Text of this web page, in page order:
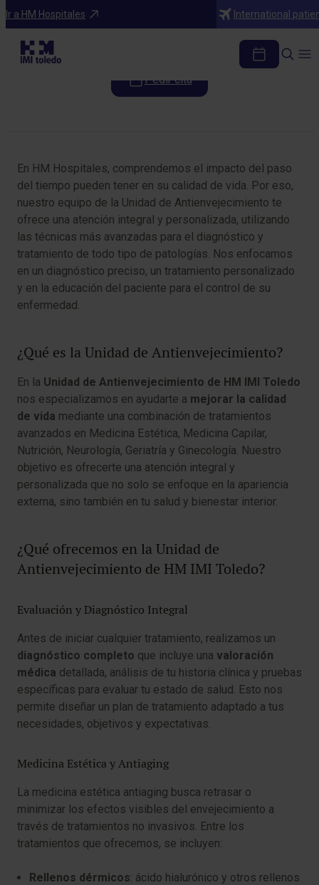
Ir a HM Hospitales International
Programas médicos
Unidad de Antienvejecimiento
Pedir cita
En HM Hospitales, comprendemos el impacto del paso
del tiempo pueden tener en su calidad de vida. Por eso,
nuestro equipo de la Unidad de Antienvejecimiento te
ofrece una atención integral y personalizada, utilizando
las técnicas más avanzadas para el diagnóstico y
tratamiento de todo tipo de patologías. Nos enfocamos
en un diagnóstico preciso, un tratamiento personalizado
y en la educación del paciente para el control de su
enfermedad.
¿Qué es la Unidad de Antienvejecimiento?
En la Unidad de Antienvejecimiento de HM IMI Toledo
nos especializamos en ayudarte a mejorar la calidad
de vida mediante una combinación de tratamientos
avanzados en Medicina Estética, Medicina Capilar,
Nutrición, Neurología, Geriatría y Ginecología. Nuestro
objetivo es ofrecerte una atención integral y
personalizada que no solo se enfoque en la apariencia
externa, sino también en tu salud y bienestar interior.
¿Qué ofrecemos en la Unidad de
Antienvejecimiento de HM IMI Toledo?
Evaluación y Diagnóstico Integral
Antes de iniciar cualquier tratamiento, realizamos un
diagnóstico completo que incluye una valoración
médica detallada, análisis de tu historia clínica y pruebas
específicas para evaluar tu estado de salud. Esto nos
permite diseñar un plan de tratamiento adaptado a tus
necesidades, objetivos y expectativas.
Medicina Estética y Antiaging
La medicina estética antiaging busca retrasar o
minimizar los efectos visibles del envejecimiento a
través de tratamientos no invasivos. Entre los
tratamientos que ofrecemos, se incluyen:
Rellenos dérmicos: ácido hialurónico y otros rellenos